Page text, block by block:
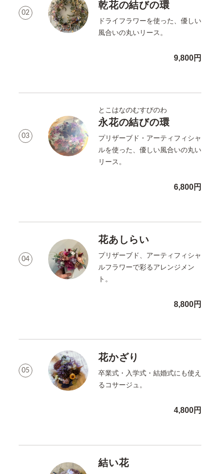
02
乾花の結びの環
ドライフラワーを使った、優しい
風合いの丸いリース。
9,800円
03
とこはなのむすびのわ
永花の結びの環
プリザーブド・アーティフィシャ
ルを使った、優しい風合いの丸い
リース。
6,800円
04
花あしらい
プリザーブド、アーティフィシャ
ルフラワーで彩るアレンジメン
ト。
8,800円
05
花かざり
卒業式・入学式・結婚式にも使え
るコサージュ。
4,800円
結い花